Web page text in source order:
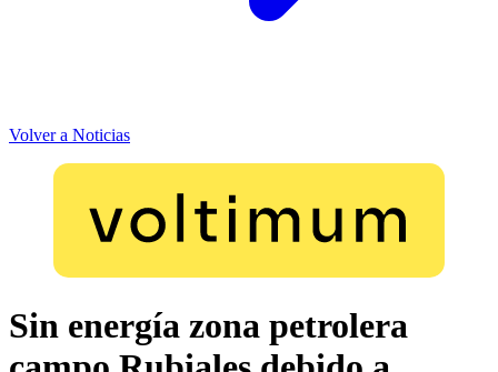
Volver a Noticias
Sin energía zona petrolera